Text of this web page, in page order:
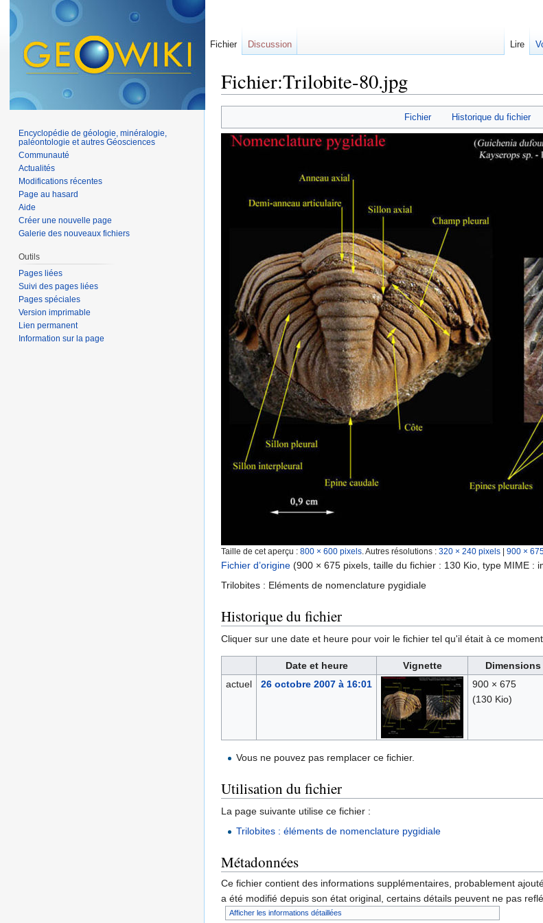
Fichier:Trilobite-80.jpg
Fichier Historique du fichier
Taille de cet aperçu : 800 × 600 pixels Autres résolutions : 320 × 240 pixels 900 ×
Fichier d’origine (900 × 675 pixels, taille du fichier : 130 Kio, type MIME :
Trilobites : Eléments de nomenclature pygidiale
Historique du fichier
Cliquer sur une date et heure pour voir le fichier tel qu'il était à ce
Date et heure Vignette Dimensions
actuel
26 octobre 2007 à 16:01
900 × 675
(130 Kio)
Vous ne pouvez pas remplacer ce fichier.
Utilisation du fichier
La page suivante utilise ce fichier :
Trilobites : éléments de nomenclature pygidiale
Métadonnées
Ce fichier contient des informations supplémentaires, probablement
a été modifié depuis son état original, certains détails peuvent ne pas
Afficher les informations détaillées
Fichier Discussion Lire
Encyclopédie de géologie, minéralogie,
paléontologie et autres Géosciences
Communauté
Actualités
Modifications récentes
Page au hasard
Aide
Créer une nouvelle page
Galerie des nouveaux fichiers
Outils
Pages liées
Suivi des pages liées
Pages spéciales
Version imprimable
Lien permanent
Information sur la page